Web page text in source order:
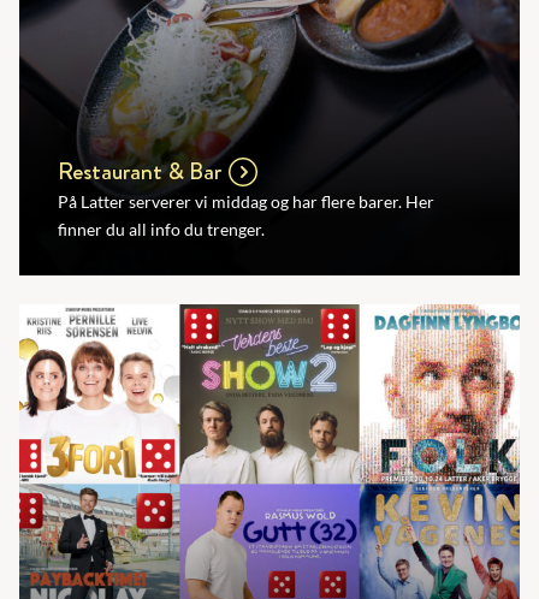
Restaurant & Bar
På Latter serverer vi middag og har flere barer. Her
finner du all info du trenger.